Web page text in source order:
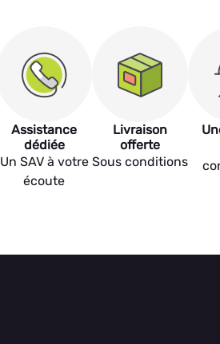
Assistance
dédiée
Un SAV à votre
écoute
Livraison
offerte
Sous conditions